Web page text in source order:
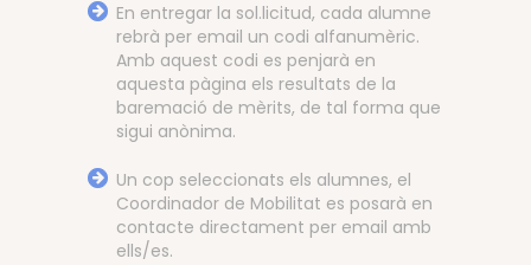
En entregar la sol.licitud, cada alumne
rebrà per email un codi alfanumèric.
Amb aquest codi es penjarà en
aquesta pàgina els resultats de la
baremació de mèrits, de tal forma que
sigui anònima.
Un cop seleccionats els alumnes, el
Coordinador de Mobilitat es posarà en
contacte directament per email amb
ells/es.